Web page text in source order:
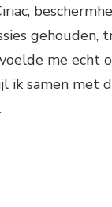
gehouden,
me echt
ik samen met